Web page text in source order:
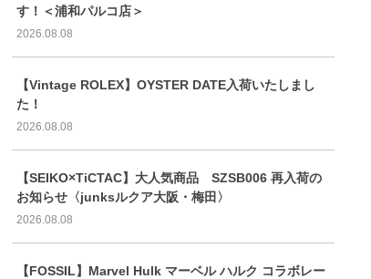
す！＜浦和パルコ店＞
2026.08.08
【Vintage ROLEX】OYSTER DATE入荷いたしまし
た！
2026.08.08
【SEIKO×TiCTAC】大人気商品 SZSB006 再入荷の
お知らせ〈junksルクア大阪・梅田〉
2026.08.08
【FOSSIL】Marvel Hulk マーベル ハルク コラボレー